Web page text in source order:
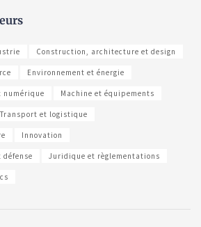
Construction, architecture et design
Environnement et énergie
numérique Machine et équipements
Transport et logistique
Innovation
Juridique et règlementations